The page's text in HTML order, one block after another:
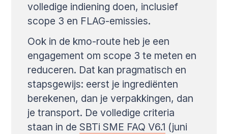
volledige indiening doen, inclusief
scope 3 en FLAG-emissies.
Ook in de kmo-route heb je een
engagement om scope 3 te meten en
reduceren. Dat kan pragmatisch en
stapsgewijs: eerst je ingrediënten
berekenen, dan je verpakkingen, dan
je transport. De volledige criteria
staan in deSBTi SME FAQ V6.1 (juni